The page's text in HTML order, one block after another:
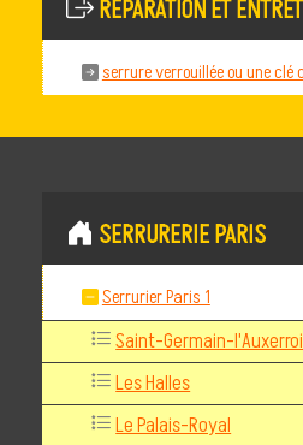
RÉPARATION ET
serrure verrouillée ou une clé
SERRURERIE PARIS
Serrurier Paris 1
Saint-Germain-
Les Halles
Le Palais-Royal